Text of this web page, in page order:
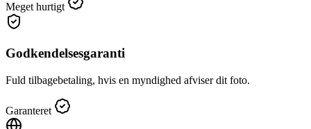
Meget hurtigt
Godkendelsesgaranti
Fuld tilbagebetaling, hvis en myndighed afviser dit foto.
Garanteret